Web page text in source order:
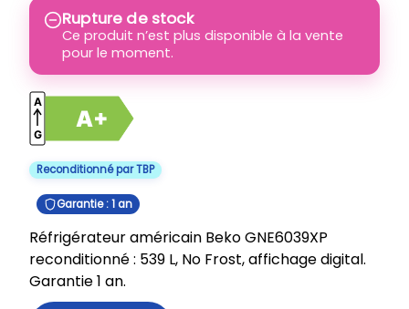
Rupture de stock
Ce produit n’est plus disponible à la vente
pour le moment.
Reconditionné par TBP
Garantie : 1 an
Réfrigérateur américain Beko GNE6039XP
reconditionné : 539 L, No Frost, affichage digital.
Garantie 1 an.